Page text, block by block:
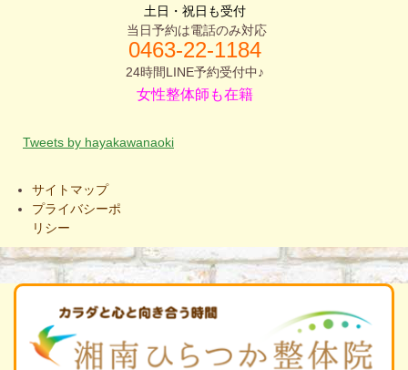
土日・祝日も受付
当日予約は電話のみ対応
0463-22-1184
24時間LINE予約受付中♪
女性整体師も在籍
Tweets by hayakawanaoki
サイトマップ
プライバシーポ
リシー